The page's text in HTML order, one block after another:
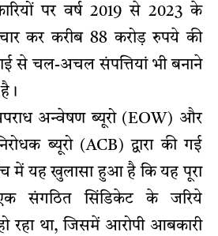
पर वर्ष 2019 से 2023 के
कर करीब 88 करोड़ रुपये की
से चल-अचल संपत्तियां भी बनाने
अन्वेषण ब्यूरो (EOW) और
निरोधक ब्यूरो (ACB) द्वारा की गई
में यह खुलासा हुआ है कि यह पूरा
एक संगठित सिंडिकेट के जरिये
रहा था, जिसमें आरोपी आबकारी